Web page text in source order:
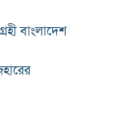
বাংলাদেশ